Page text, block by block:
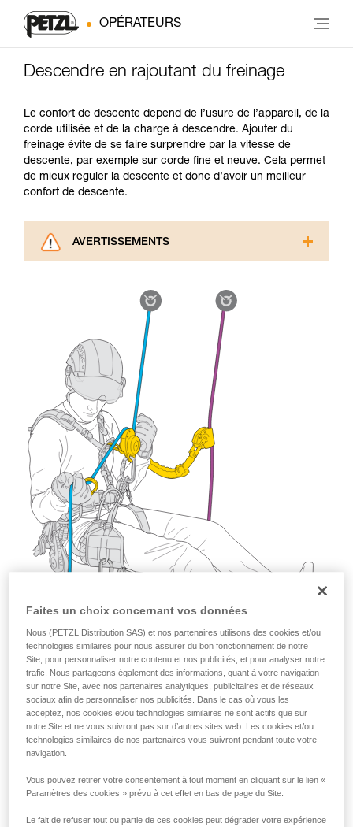
OPÉRATEURS
Descendre en rajoutant du freinage
Le confort de descente dépend de l’usure de l’appareil, de la
corde utilisée et de la charge à descendre. Ajouter du
freinage évite de se faire surprendre par la vitesse de
descente, par exemple sur corde fine et neuve. Cela permet
de mieux réguler la descente et donc d’avoir un meilleur
confort de descente.
AVERTISSEMENTS
consulter. Vous devez avoir compris les
informations de la notice technique pour
pouvoir comprendre ce complément
d’informations.
Maîtriser ces techniques nécessite une
formation et un entraînement spécifique. Validez
avec un professionnel votre capacité à refaire
la manipulation, seul, en toute sécurité, avant
de la reproduire en autonomie.
Nous donnons des exemples de techniques
liées à votre activité. Il peut en exister d’autres
que nous ne décrivons pas ici.
Faites un choix concernant vos données
Nous (PETZL Distribution SAS) et nos partenaires utilisons des cookies et/ou
technologies similaires pour nous assurer du bon fonctionnement de notre
Site, pour personnaliser notre contenu et nos publicités, et pour analyser notre
trafic. Nous partageons également des informations, quant à votre navigation
sur notre Site, avec nos partenaires analytiques, publicitaires et de réseaux
sociaux afin de personnaliser nos publicités. Dans le cas où vous les
acceptez, nos cookies et/ou technologies similaires ne sont actifs que sur
notre Site et ne vous suivront pas sur d’autres sites web. Les cookies et/ou
technologies similaires de nos partenaires vous suivront pendant toute votre
navigation.
Vous pouvez retirer votre consentement à tout moment en cliquant sur le lien «
Paramètres des cookies » prévu à cet effet en bas de page du Site.
Le fait de refuser tout ou partie de ces cookies peut dégrader votre expérience